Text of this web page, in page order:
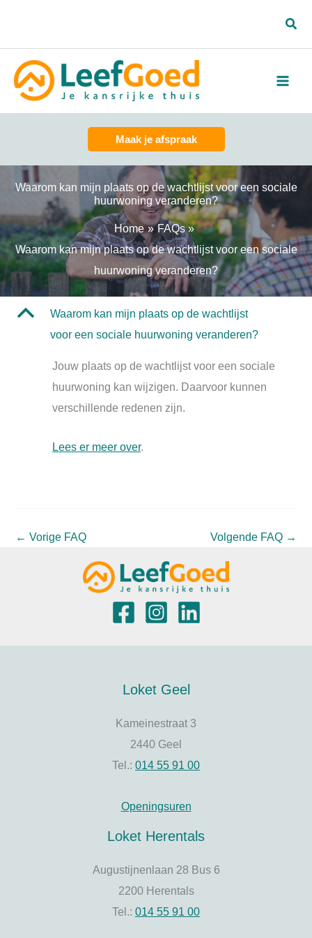
de
inhoud
Maak je afspraak
Waarom kan mijn plaats op de wachtlijst voor een sociale
huurwoning veranderen?
Home
FAQs
Waarom kan mijn plaats op de wachtlijst voor een sociale
huurwoning veranderen?
B
Waarom kan mijn plaats op de wachtlijst
voor een sociale huurwoning veranderen?
Jouw plaats op de wachtlijst voor een sociale
huurwoning kan wijzigen. Daarvoor kunnen
verschillende redenen zijn.
Lees er meer over.
← Vorige FAQ Volgende FAQ →
Loket Geel
Kameinestraat 3
2440 Geel
Tel.: 014 55 91 00
Openingsuren
Loket Herentals
Augustijnenlaan 28 Bus 6
2200 Herentals
Tel.: 014 55 91 00